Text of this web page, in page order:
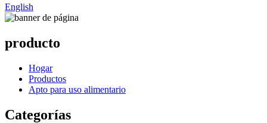
English
producto
Hogar
Productos
Apto para uso alimentario
Categorías